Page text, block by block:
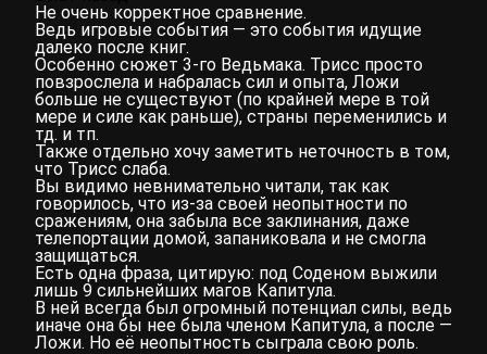
Не очень корректное сравнение.
Ведь игровые события — это события идущие
далеко после книг.
Особенно сюжет 3-го Ведьмака. Трисс просто
повзрослела и набралась сил и опыта, Ложи
больше не существуют (по крайней мере в той
мере и силе как раньше), страны переменились и
тд. и тп.
Также отдельно хочу заметить неточность в том,
что Трисс слаба.
Вы видимо невнимательно читали, так как
говорилось, что из-за своей неопытности по
сражениям, она забыла все заклинания, даже
телепортации домой, запаниковала и не смогла
защищаться.
Есть одна фраза, цитирую: под Соденом выжили
лишь 9 сильнейших магов Капитула.
В ней всегда был огромный потенциал силы, ведь
иначе она бы нее была членом Капитула, а после —
Ложи. Но её неопытность сыграла свою роль.